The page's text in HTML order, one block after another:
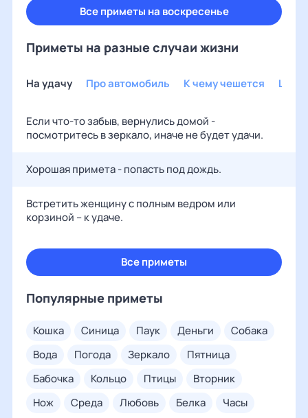
Все приметы на воскресенье
Приметы на разные случаи жизни
На удачу Про автомобиль К чему чешется
Если что-то забыв, вернулись домой -
посмотритесь в зеркало, иначе не будет удачи.
Хорошая примета - попасть под дождь.
Встретить женщину с полным ведром или
корзиной – к удаче.
Все приметы
Популярные приметы
кошка синица паук деньги
собака
вода
погода зеркало
пятница
бабочка
кольцо птицы
вторник
нож
среда любовь белка
часы